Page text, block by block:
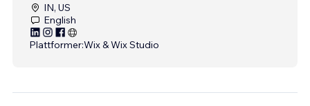
IN, US
English
Plattformer:Wix & Wix Studio